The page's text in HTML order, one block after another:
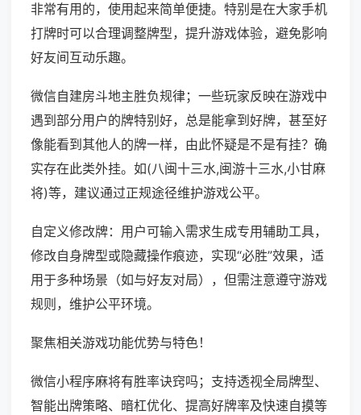
非常有用的，使用起来简单便捷。特别是在大家手机
打牌时可以合理调整牌型，提升游戏体验，避免影响
好友间互动乐趣。
微信自建房斗地主胜负规律；一些玩家反映在游戏中
遇到部分用户的牌特别好，总是能拿到好牌，甚至好
像能看到其他人的牌一样，由此怀疑是不是有挂？确
实存在此类外挂。如(八闽十三水,闽游十三水,小甘麻
将)等，建议通过正规途径维护游戏公平。
自定义修改牌：用户可输入需求生成专用辅助工具，
修改自身牌型或隐藏操作痕迹，实现“必胜”效果，适
用于多种场景（如与好友对局），但需注意遵守游戏
规则，维护公平环境。
聚焦相关游戏功能优势与特色！
微信小程序麻将有胜率诀窍吗；支持透视全局牌型、
智能出牌策略、暗杠优化、提高好牌率及快速自摸等